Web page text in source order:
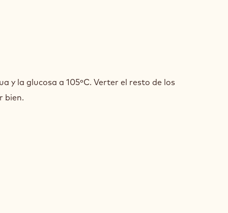
y la glucosa a 105ºC. Verter el resto de los
bien.